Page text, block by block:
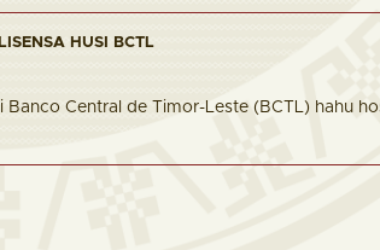
HUSI BCTL
Banco Central de Timor-Leste (BCTL) hahu